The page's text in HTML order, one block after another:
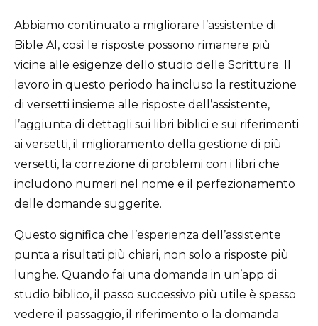
Abbiamo continuato a migliorare l’assistente di
Bible AI, così le risposte possono rimanere più
vicine alle esigenze dello studio delle Scritture. Il
lavoro in questo periodo ha incluso la restituzione
di versetti insieme alle risposte dell’assistente,
l’aggiunta di dettagli sui libri biblici e sui riferimenti
ai versetti, il miglioramento della gestione di più
versetti, la correzione di problemi con i libri che
includono numeri nel nome e il perfezionamento
delle domande suggerite.
Questo significa che l’esperienza dell’assistente
punta a risultati più chiari, non solo a risposte più
lunghe. Quando fai una domanda in un’app di
studio biblico, il passo successivo più utile è spesso
vedere il passaggio, il riferimento o la domanda